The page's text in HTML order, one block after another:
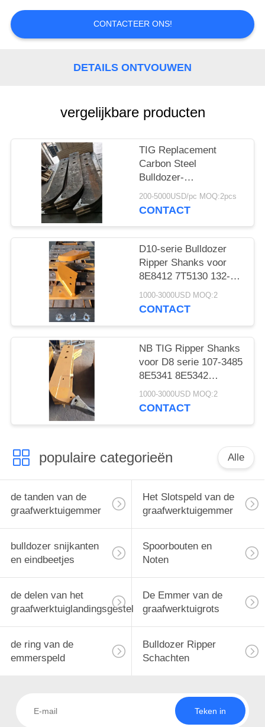
OM
EEN
POLICY
CONTACTEER ONS!
DETAILS ONTVOUWEN
vergelijkbare producten
TIG Replacement
Carbon Steel
Bulldozer-
Schulpzaagstelen/Neuzen/
104-9277
200-5000USD/pc MOQ:2pcs
CONTACT
D10-serie Bulldozer
Ripper Shanks voor
8E8412 7T5130 132-
4699 8E8411 8E8415
8E8417
1000-3000USD MOQ:2
CONTACT
NB TIG Ripper Shanks
voor D8 serie 107-3485
8E5341 8E5342
8E5340 8E5346
8E5347
1000-3000USD MOQ:2
CONTACT
populaire categorieën Alle
de tanden van de
graafwerktuigemmer
Het Slotspeld van de
graafwerktuigemmer
bulldozer snijkanten
en eindbeetjes
Spoorbouten en
Noten
de delen van het
graafwerktuiglandingsgestel
De Emmer van de
graafwerktuigrots
de ring van de
emmerspeld
Bulldozer Ripper
Schachten
Teken in